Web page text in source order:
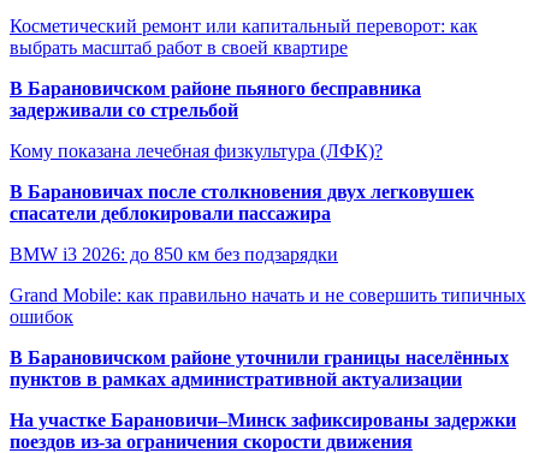
Косметический ремонт или капитальный переворот: как
выбрать масштаб работ в своей квартире
В Барановичском районе пьяного бесправника
задерживали со стрельбой
Кому показана лечебная физкультура (ЛФК)?
В Барановичах после столкновения двух легковушек
спасатели деблокировали пассажира
BMW i3 2026: до 850 км без подзарядки
Grand Mobile: как правильно начать и не совершить типичных
ошибок
В Барановичском районе уточнили границы населённых
пунктов в рамках административной актуализации
На участке Барановичи–Минск зафиксированы задержки
поездов из-за ограничения скорости движения